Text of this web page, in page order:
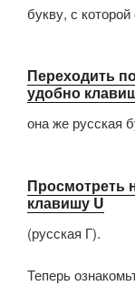
букву, с
Переходить
удобно
она же русская
Просмотреть
клавишу U
(русская Г).
Теперь